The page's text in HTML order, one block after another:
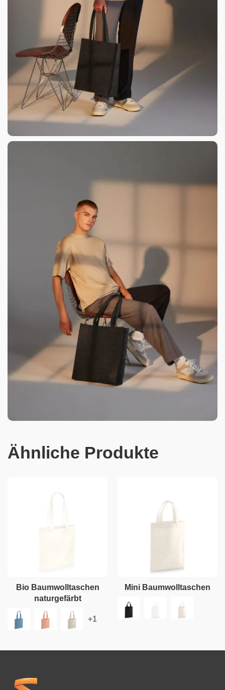
Ähnliche Produkte
Bio Baumwolltaschen
naturgefärbt
Mini Baumwolltaschen